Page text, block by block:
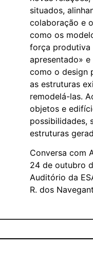
situados,
colaboração e
como os
força produtiva
apresentado»
como o design
as estruturas
remodelá-las.
objetos e
possibilidades,
estruturas
Conversa com
24 de outubro
Auditório da
R. dos